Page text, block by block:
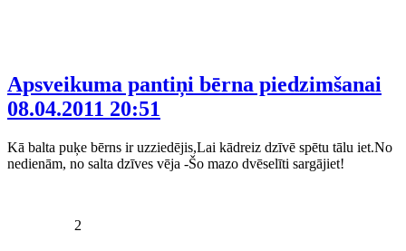
Apsveikuma pantiņi bērna piedzimšanai
08.04.2011 20:51
Kā balta puķe bērns ir uzziedējis,Lai kādreiz dzīvē spētu tālu iet.No
nedienām, no salta dzīves vēja -Šo mazo dvēselīti sargājiet!
2